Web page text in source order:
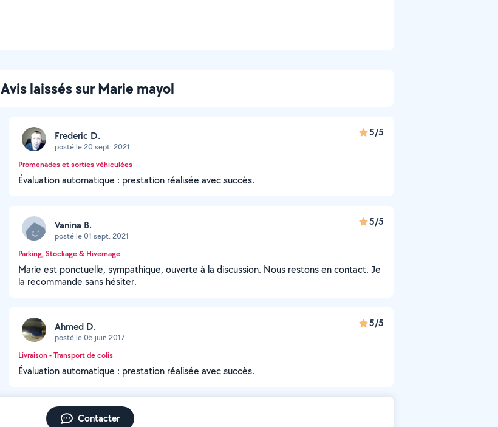
Avis laissés sur Marie mayol
Frederic D.
posté le 20 sept. 2021
5/5
Promenades et sorties véhiculées
Évaluation automatique : prestation réalisée avec succès.
Vanina B.
posté le 01 sept. 2021
5/5
Parking, Stockage & Hivernage
Marie est ponctuelle, sympathique, ouverte à la discussion. Nous restons en contact. Je
la recommande sans hésiter.
Ahmed D.
posté le 05 juin 2017
5/5
Livraison - Transport de colis
Évaluation automatique : prestation réalisée avec succès.
Contacter